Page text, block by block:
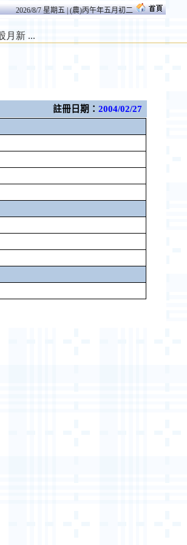
2026/8/7 星期五 | (農)丙午年五月初二
註冊日期： 2004/02/27